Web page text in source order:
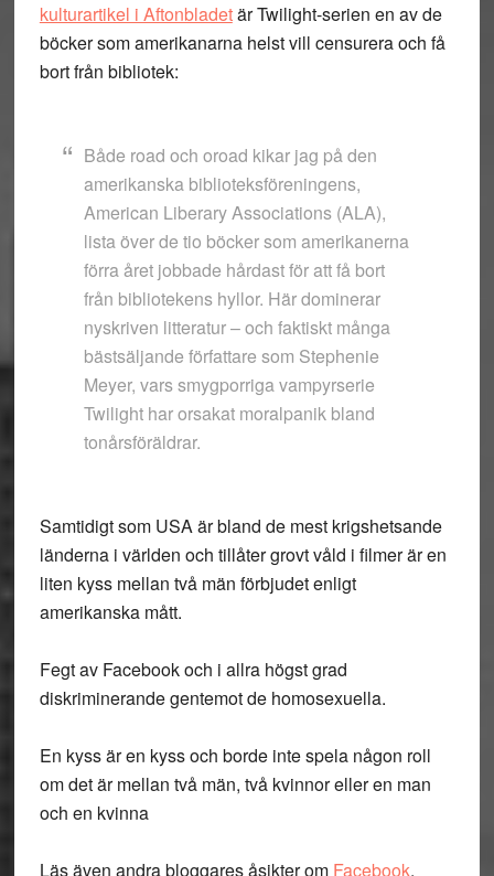
kulturartikel i Aftonbladetär Twilight-serien en av de
böcker som amerikanarna helst vill censurera och få
bort från bibliotek:
Både road och oroad kikar jag på den
amerikanska biblioteksföreningens,
American Liberary Associations (ALA),
lista över de tio böcker som amerikanerna
förra året jobbade hårdast för att få bort
från bibliotekens hyllor. Här dominerar
nyskriven litteratur – och faktiskt många
bästsäljande författare som Stephenie
Meyer, vars smygporriga vampyrserie
Twilight har orsakat moralpanik bland
tonårsföräldrar.
Samtidigt som USA är bland de mest krigshetsande
länderna i världen och tillåter grovt våld i filmer är en
liten kyss mellan två män förbjudet enligt
amerikanska mått.
Fegt av Facebook och i allra högst grad
diskriminerande gentemot de homosexuella.
En kyss är en kyss och borde inte spela någon roll
om det är mellan två män, två kvinnor eller en man
och en kvinna
Läs även andra bloggares åsikter om Facebook,